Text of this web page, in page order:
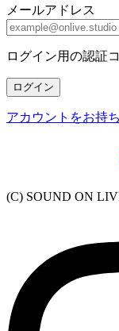
メールアドレス
ログイン用の認証
ログイン
アカウントをお持
(C) SOUND ON